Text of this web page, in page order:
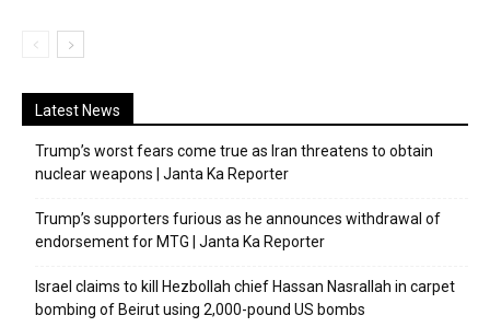
Latest News
Trump’s worst fears come true as Iran threatens to obtain
nuclear weapons | Janta Ka Reporter
Trump’s supporters furious as he announces withdrawal of
endorsement for MTG | Janta Ka Reporter
Israel claims to kill Hezbollah chief Hassan Nasrallah in carpet
bombing of Beirut using 2,000-pound US bombs